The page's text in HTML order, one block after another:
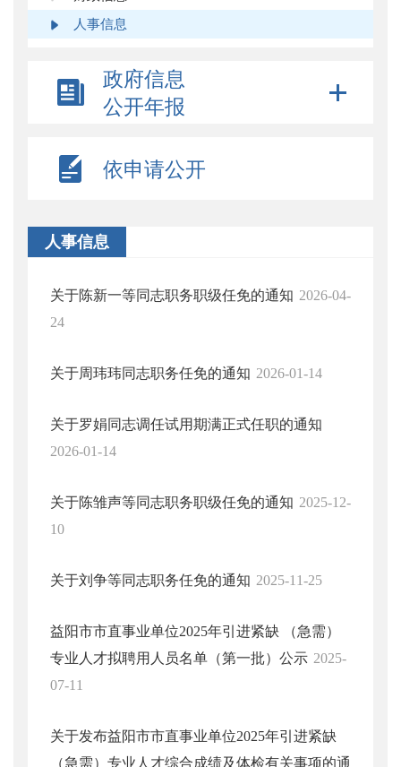
人事信息
政府信息
公开年报
依申请公开
人事信息
关于陈新一等同志职务职级任免的通知 2026-04-
24
关于周玮玮同志职务任免的通知 2026-01-14
关于罗娟同志调任试用期满正式任职的通知
2026-01-14
关于陈雏声等同志职务职级任免的通知 2025-12-
10
关于刘争等同志职务任免的通知 2025-11-25
益阳市市直事业单位2025年引进紧缺 （急需）
专业人才拟聘用人员名单（第一批）公示 2025-
07-11
关于发布益阳市市直事业单位2025年引进紧缺
（急需）专业人才综合成绩及体检有关事项的通